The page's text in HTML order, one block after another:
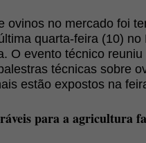
ovinos no mercado foi
quarta-feira (10)
O evento técnico
técnicas sobre
estão expostos na
para a agricultura